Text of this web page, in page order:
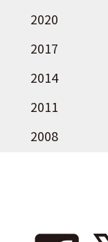
2020
2017
2014
2011
2008